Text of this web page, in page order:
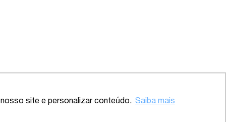
site e personalizar conteúdo. Saiba mais